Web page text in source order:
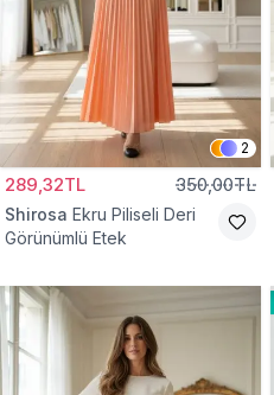
2
289,32TL 350,00TL
Shirosa Ekru Piliseli Deri
Görünümlü Etek